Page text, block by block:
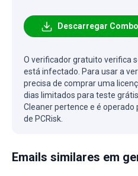
Descarregar
O verificador gratuito verifica
está infectado. Para usar a
precisa de comprar uma
dias limitados para teste
Cleaner pertence e é operado
de PCRisk.
Emails similares em